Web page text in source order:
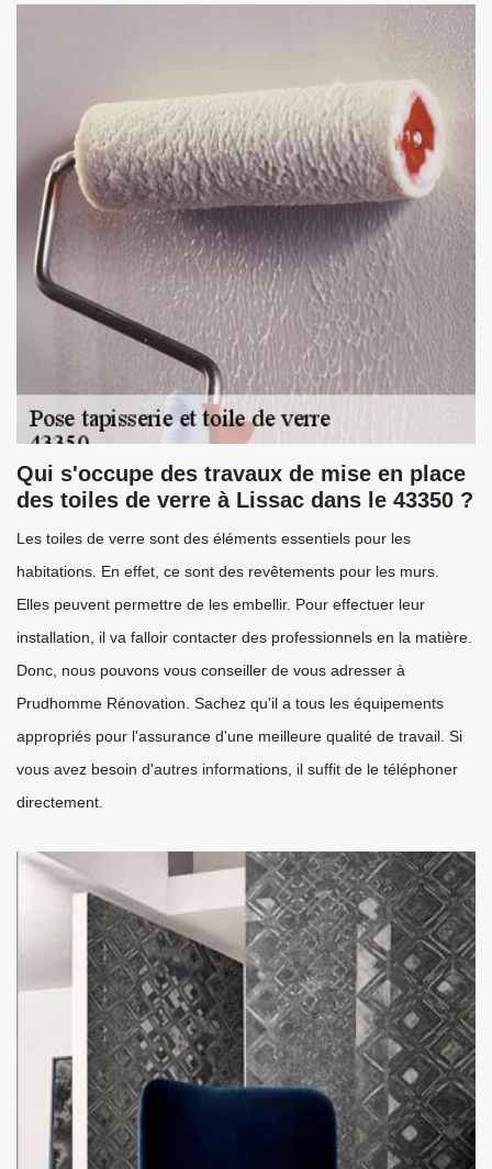
Qui s'occupe des travaux de mise en place
des toiles de verre à Lissac dans le 43350 ?
Les toiles de verre sont des éléments essentiels pour les
habitations. En effet, ce sont des revêtements pour les murs.
Elles peuvent permettre de les embellir. Pour effectuer leur
installation, il va falloir contacter des professionnels en la matière.
Donc, nous pouvons vous conseiller de vous adresser à
Prudhomme Rénovation. Sachez qu'il a tous les équipements
appropriés pour l'assurance d'une meilleure qualité de travail. Si
vous avez besoin d'autres informations, il suffit de le téléphoner
directement.